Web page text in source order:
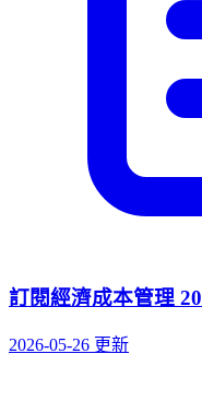
訂閱經濟成本管理
2026-05-26 更新